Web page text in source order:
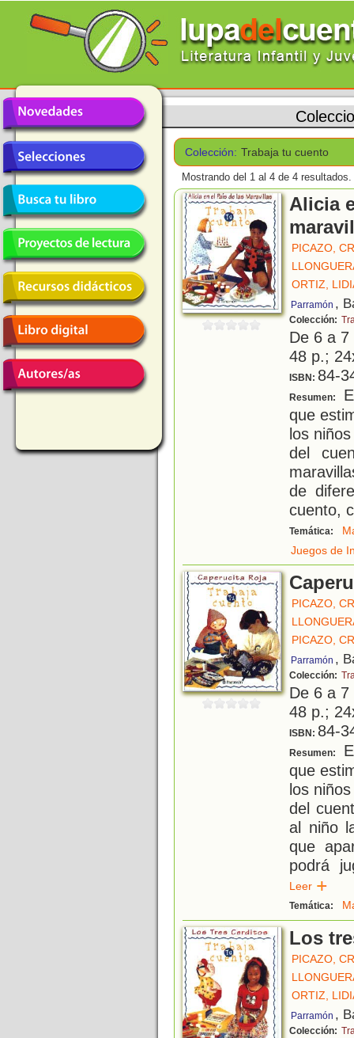
Colección: Trabaja tu cuento
Mostrando del 1 al 4 de 4 resultados.
Alicia
PICAZO,
ORTIZ,
Parramón ,
Colección:
De 6 a
48 p.;
ISBN: 84-
Resumen:
que
los
del
de
cuento,
Temática:
Juegos de
PICAZO,
PICAZO,
Parramón ,
Colección:
De 6 a
48 p.;
ISBN: 84-
Resumen:
que
los
del
al niño
que
podrá
Leer
Temática:
Los
PICAZO,
ORTIZ,
Parramón ,
Colección: